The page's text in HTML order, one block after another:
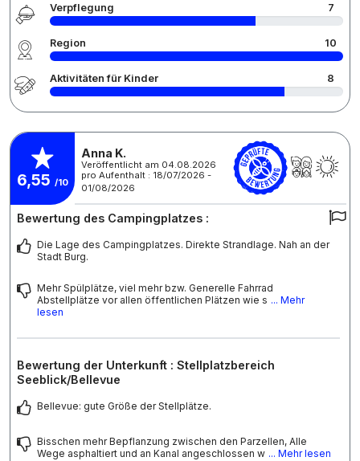
Verpflegung 7
Region 10
Aktivitäten für Kinder 8
6,55 /10
Anna K.
Veröffentlicht am 04.08.2026
pro Aufenthalt : 18/07/2026 -
01/08/2026
Bewertung des Campingplatzes :
Die Lage des Campingplatzes. Direkte Strandlage. Nah an der
Stadt Burg.
Mehr Spülplätze, viel mehr bzw. Generelle Fahrrad
Abstellplätze vor allen öffentlichen Plätzen wie s ... Mehr
lesen
Bewertung der Unterkunft : Stellplatzbereich
Seeblick/Bellevue
Bellevue: gute Größe der Stellplätze.
Bisschen mehr Bepflanzung zwischen den Parzellen, Alle
Wege asphaltiert und an Kanal angeschlossen w ... Mehr lesen